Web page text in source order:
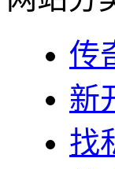
传
新
找